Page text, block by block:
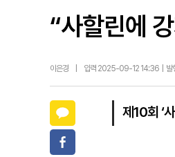
“사할린에
이은경 입력 2025-09-12 14:36 |
제10회 ‘